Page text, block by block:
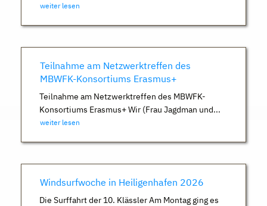
weiter lesen
Teilnahme am Netzwerktreffen des
MBWFK-Konsortiums Erasmus+
Teilnahme am Netzwerktreffen des MBWFK-
Konsortiums Erasmus+ Wir (Frau Jagdman und...
weiter lesen
Windsurfwoche in Heiligenhafen 2026
Die Surffahrt der 10. Klässler Am Montag ging es